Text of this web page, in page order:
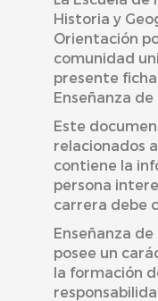
Historia y
Orientación
comunidad
presente
Enseñanza de
Este
relacionados
contiene la
persona
carrera debe
Enseñanza de
posee un
la formación